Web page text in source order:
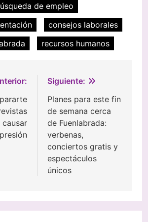
de empleo
consejos laborales
recursos humanos
Siguiente:
Planes para este fin
de semana cerca
de Fuenlabrada:
verbenas,
conciertos gratis y
espectáculos
únicos